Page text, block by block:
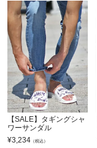
【SALE】タギングシャ
ワーサンダル
¥3,234 （税込）